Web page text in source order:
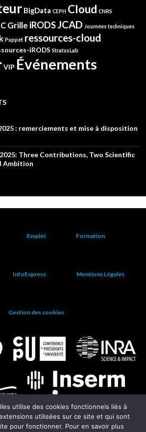
BigData CEPH Cloud CNRS
Grille iRODSJCAD Journées techniques
Puppet ressources-cloud
iRODS StratusLab
VIP Événements
: remerciements et mise à disposition
Three Contributions, Two Scientific
Ambition
Emploi Formation
InfoExpress Mentions Légales
Gestion des cookies
utilise des cookies fonctionnels liés à
utilisées sur ce site et qui sont
pour fonctionner. Pour en savoir plus